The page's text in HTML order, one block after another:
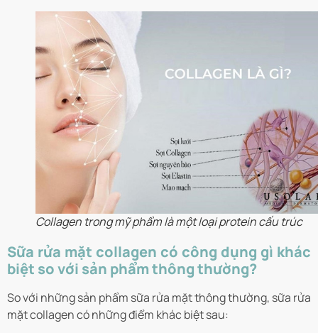
Collagen trong mỹ phẩm là một loại protein cấu trúc
Sữa rửa mặt collagen có công dụng gì khác
biệt so với sản phẩm thông thường?
So với những sản phẩm sữa rửa mặt thông thường, sữa rửa
mặt collagen có những điểm khác biệt sau: